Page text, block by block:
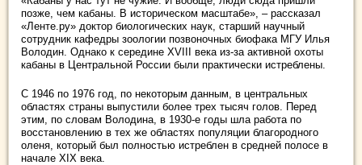
позже, чем кабаны. В историческом масштабе», – рассказал
«Ленте.ру» доктор биологических наук, старший научный
сотрудник кафедры зоологии позвоночных биофака МГУ Илья
Володин. Однако к середине XVIII века из-за активной охоты
кабаны в Центральной России были практически истреблены.
С 1946 по 1976 год, по некоторым данным, в центральных
областях страны выпустили более трех тысяч голов. Перед
этим, по словам Володина, в 1930-е годы шла работа по
восстановлению в тех же областях популяции благородного
оленя, который был полностью истреблен в средней полосе в
начале XIX века.